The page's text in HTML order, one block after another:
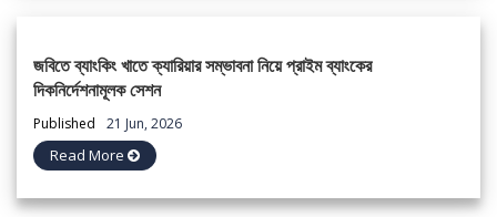
জবিতে ব্যাংকিং খাতে ক্যারিয়ার সম্ভাবনা নিয়ে প্রাইম ব্যাংকের
দিকনির্দেশনামূলক সেশন
Published 21 Jun, 2026
Read More